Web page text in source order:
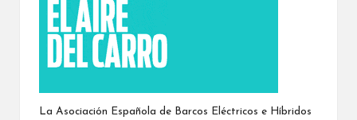
La Asociación Española de Barcos Eléctricos e Híbridos